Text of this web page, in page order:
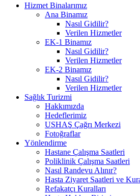
Hizmet Binalarımız
Ana Binamız
Nasıl Gidilir?
Verilen Hizmetler
EK-1 Binamız
Nasıl Gidilir?
Verilen Hizmetler
EK-2 Binamız
Nasıl Gidilir?
Verilen Hizmetler
Sağlık Turizmi
Hakkımızda
Hedeflerimiz
USHAŞ Çağrı Merkezi
Fotoğraflar
Yönlendirme
Hastane Çalışma Saatleri
Poliklinik Çalışma Saatleri
Nasıl Randevu Alınır?
Hasta Ziyaret Saatleri ve
Refakatçı Kuralları